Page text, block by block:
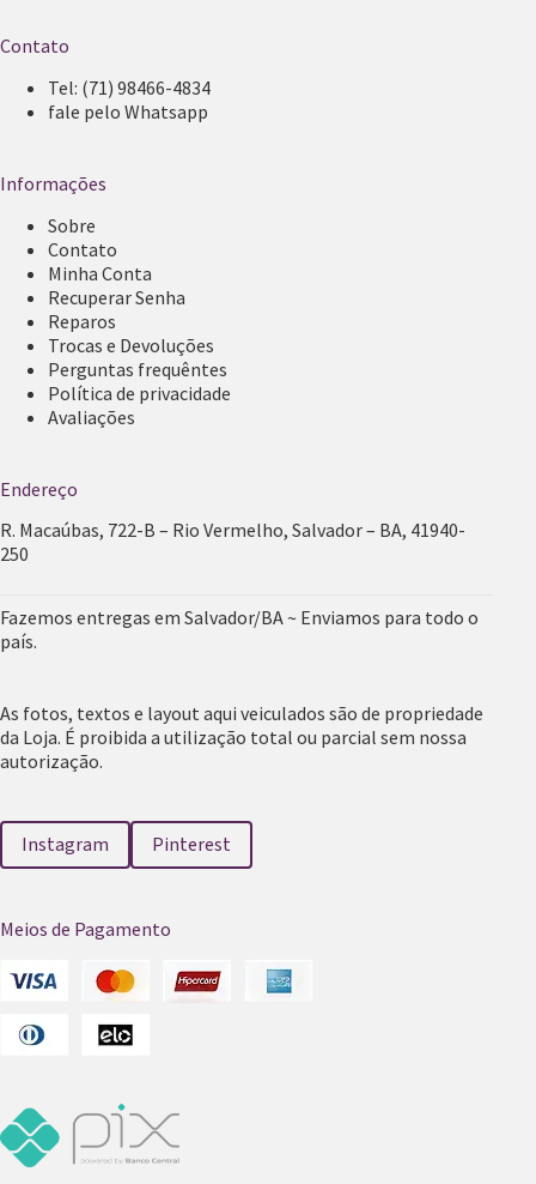
Contato
Tel: (71) 98466-4834
fale pelo Whatsapp
Informações
Sobre
Contato
Minha Conta
Recuperar Senha
Reparos
Trocas e Devoluções
Perguntas frequêntes
Política de privacidade
Avaliações
Endereço
R. Macaúbas, 722-B – Rio Vermelho, Salvador – BA, 41940-
250
Fazemos entregas em Salvador/BA ~ Enviamos para todo o
país.
As fotos, textos e layout aqui veiculados são de propriedade
da Loja. É proibida a utilização total ou parcial sem nossa
autorização.
Instagram Pinterest
Meios de Pagamento